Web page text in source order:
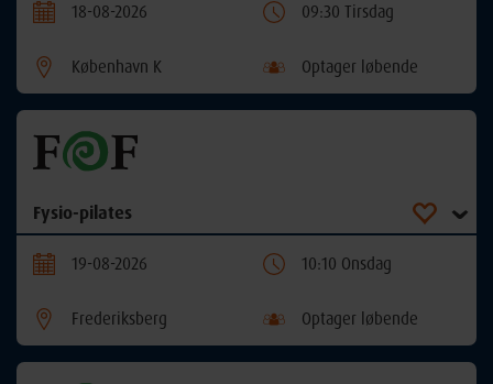
18-08-2026 09:30 Tirsdag
København K Optager løbende
Fysio-pilates
19-08-2026 10:10 Onsdag
Frederiksberg Optager løbende